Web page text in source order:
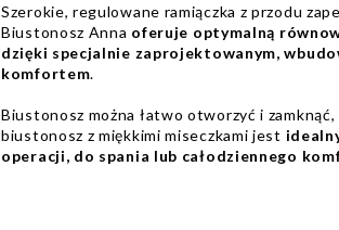
Szerokie, regulowane ramiączka z przodu
Biustonosz Anna oferuje optymalną
dzięki specjalnie zaprojektowanym,
komfortem.
Biustonosz można łatwo otworzyć i
biustonosz z miękkimi miseczkami jest
operacji, do spania lub całodziennego